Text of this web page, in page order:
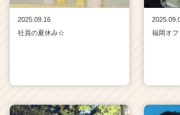
2025.09.16
社員の夏休み☆
福岡オ